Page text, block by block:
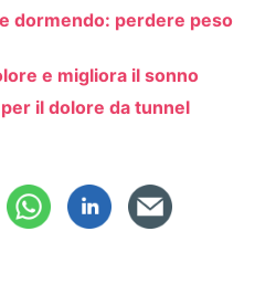
dormendo: perdere peso
e migliora il sonno
il dolore da tunnel